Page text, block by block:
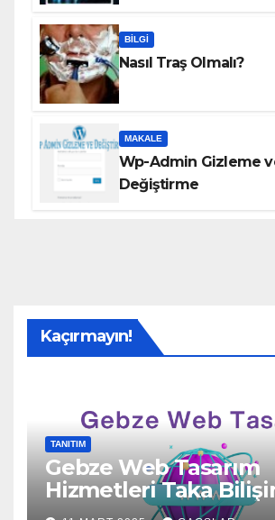
BILGI
Nasıl Traş Olmalı?
MAKALE
Wp-Admin Gizleme
Değiştirme
Kaçırmayın!
TANITIM
Gebze Web Tasarım
Hizmetleri Taka